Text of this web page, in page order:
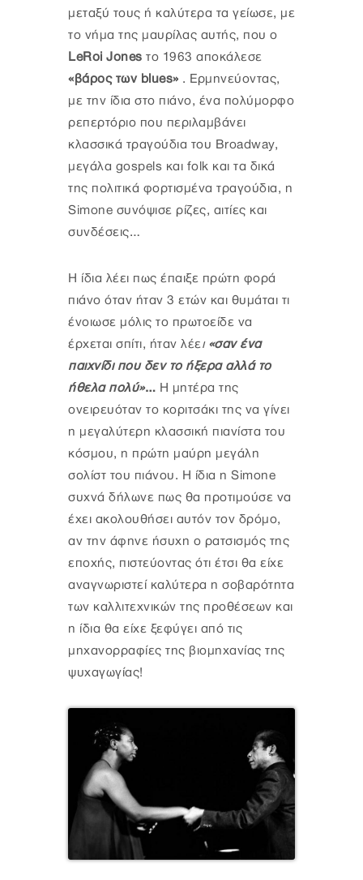
μεταξύ τους ή καλύτερα τα γείωσε, με
το νήμα της μαυρίλας αυτής, που ο
LeRoi Jones το 1963 αποκάλεσε
«βάρος των blues» . Ερμηνεύοντας,
με την ίδια στο πιάνο, ένα πολύμορφο
ρεπερτόριο που περιλαμβάνει
κλασσικά τραγούδια του Broadway,
μεγάλα gospels και folk και τα δικά
της πολιτικά φορτισμένα τραγούδια, η
Simone συνόψισε ρίζες, αιτίες και
συνδέσεις…
Η ίδια λέει πως έπαιξε πρώτη φορά
πιάνο όταν ήταν 3 ετών και θυμάται τι
ένοιωσε μόλις το πρωτοείδε να
έρχεται σπίτι, ήταν λέει «σαν ένα
παιχνίδι που δεν το ήξερα αλλά το
ήθελα πολύ»… Η μητέρα της
ονειρευόταν το κοριτσάκι της να γίνει
η μεγαλύτερη κλασσική πιανίστα του
κόσμου, η πρώτη μαύρη μεγάλη
σολίστ του πιάνου. Η ίδια η Simone
συχνά δήλωνε πως θα προτιμούσε να
έχει ακολουθήσει αυτόν τον δρόμο,
αν την άφηνε ήσυχη ο ρατσισμός της
εποχής, πιστεύοντας ότι έτσι θα είχε
αναγνωριστεί καλύτερα η σοβαρότητα
των καλλιτεχνικών της προθέσεων και
η ίδια θα είχε ξεφύγει από τις
μηχανορραφίες της βιομηχανίας της
ψυχαγωγίας!